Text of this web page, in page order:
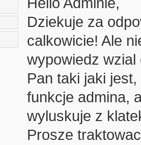
Dziekuje za
calkowicie! Ale
wypowiedz wzial
Pan taki jaki
funkcje admina,
wyluskuje z
Prosze